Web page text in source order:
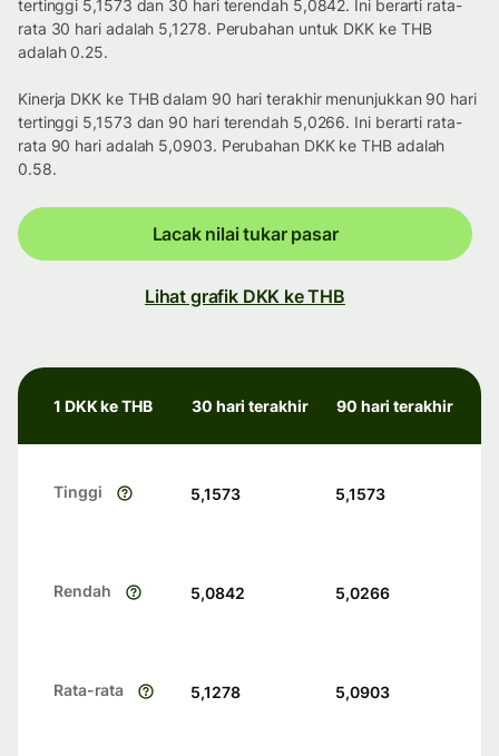
tertinggi 5,1573 dan 30 hari terendah 5,0842. Ini berarti rata-
rata 30 hari adalah 5,1278. Perubahan untuk DKK ke THB
adalah 0.25.
Kinerja DKK ke THB dalam 90 hari terakhir menunjukkan 90 hari
tertinggi 5,1573 dan 90 hari terendah 5,0266. Ini berarti rata-
rata 90 hari adalah 5,0903. Perubahan DKK ke THB adalah
0.58.
Lacak nilai tukar pasar
Lihat grafik DKK ke THB
1 DKK ke THB 30 hari terakhir 90 hari terakhir
Tinggi 5,1573 5,1573
Rendah 5,0842 5,0266
Rata-rata 5,1278 5,0903